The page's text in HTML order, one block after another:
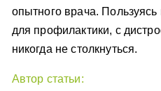
опытного врача.
для профилактики, с
никогда не столкнуться.
Автор статьи: